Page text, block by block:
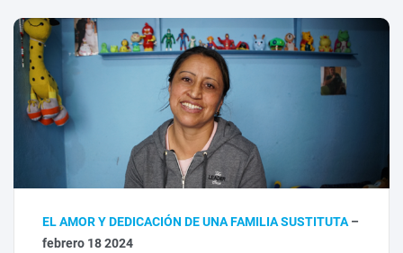
EL AMOR Y DEDICACIÓN DE UNA FAMILIA SUSTITUTA–
febrero 18 2024